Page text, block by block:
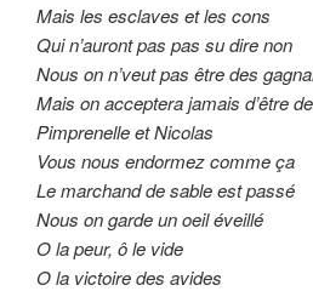
Mais les esclaves et les cons
Qui n’auront pas pas su dire non
Nous on n’veut pas être des
Mais on acceptera jamais d’être
Pimprenelle et Nicolas
Vous nous endormez comme ça
Le marchand de sable est passé
Nous on garde un oeil éveillé
O la peur, ô le vide
O la victoire des avides